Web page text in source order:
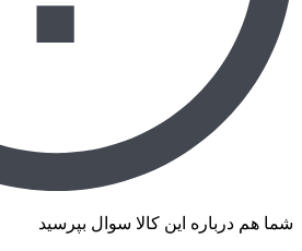
شما هم درباره این کالا سوال بپرسید